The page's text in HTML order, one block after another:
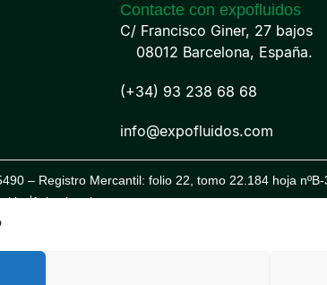
Contacte con expofluidos
C/ Francisco Giner, 27 bajos
08012 Barcelona, España.
(+34) 93 238 68 68
info@expofluidos.com
– Registro Mercantil: folio 22, tomo 22.184 hoja
Aviso legal